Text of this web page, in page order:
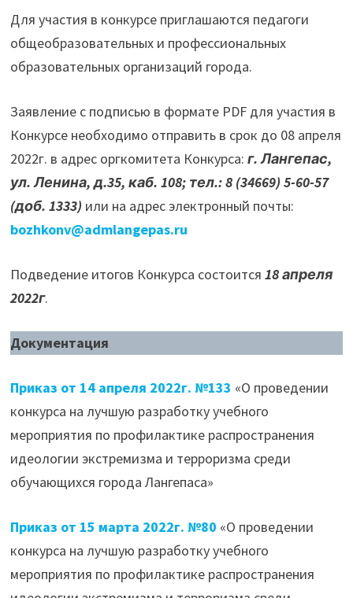
Для участия в конкурсе приглашаются педагоги
общеобразовательных и профессиональных
образовательных организаций города.
Заявление с подписью в формате PDF для участия в
Конкурсе необходимо отправить в срок до 08 апреля
2022г. в адрес оргкомитета Конкурса: г. Лангепас,
ул. Ленина, д.35, каб. 108; тел.: 8 (34669) 5-60-57
(доб. 1333) или на адрес электронный почты:
bozhkonv@admlangepas.ru
Подведение итогов Конкурса состоится 18 апреля
2022г.
Документация
Приказ от 14 апреля 2022г. №133 «О проведении
конкурса на лучшую разработку учебного
мероприятия по профилактике распространения
идеологии экстремизма и терроризма среди
обучающихся города Лангепаса»
Приказ от 15 марта 2022г. №80 «О проведении
конкурса на лучшую разработку учебного
мероприятия по профилактике распространения